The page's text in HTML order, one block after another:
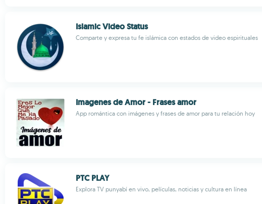
Islamic Video Status
Comparte y expresa tu fe islámica con estados de video espirituales
Imagenes de Amor - Frases amor
App romántica con imágenes y frases de amor para tu relación hoy
PTC PLAY
Explora TV punyabí en vivo, películas, noticias y cultura en línea